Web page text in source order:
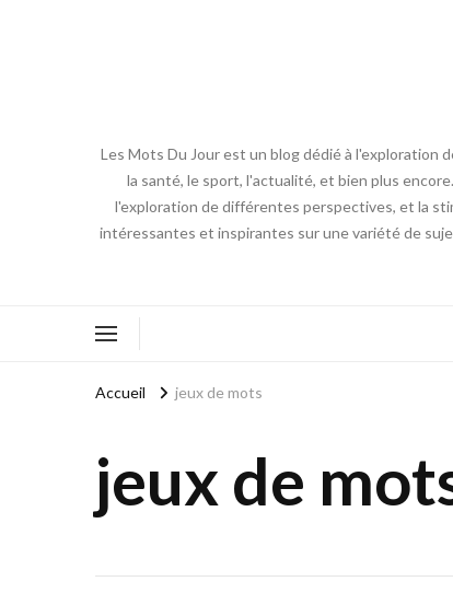
Les Mots Du Jour est un blog dédié à l'exploration
la santé, le sport, l'actualité, et bien plus
l'exploration de différentes perspectives, et la
intéressantes et inspirantes sur une variété de
Accueil jeux de mots
jeux de